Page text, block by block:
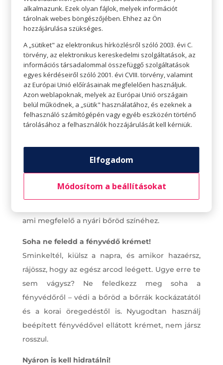
Nem megfelelő árnyalat használata
télen, világos bőrhöz használt alapozók és
korrektorok biztosan nem lesznek megfelelőek.
ami megfelelő a nyári bőröd színéhez.
Soha ne feledd a fényvédő krémet!
Sminkeltél, kiülsz a napra, és amikor hazaérsz,
rájössz, hogy az egész arcod leégett. Ugye erre te
sem vágysz? Ne feledkezz meg soha a
fényvédőről – védi a bőröd a bőrrák kockázatától
és a korai öregedéstől is. Nyugodtan használj
beépített fényvédővel ellátott krémet, nem jársz
rosszul.
Nyáron is kell hidratálni!
alkalmazunk. Ezek olyan fájlok, melyek információt
tárolnak webes böngészőjében. Ehhez az Ön
hozzájárulása szükséges.
A „sütiket" az elektronikus hírközlésről szóló 2003. évi C.
törvény, az elektronikus kereskedelmi szolgáltatások, az
információs társadalommal összefüggő szolgáltatások
egyes kérdéseiről szóló 2001. évi CVIII. törvény, valamint
az Európai Unió előírásainak megfelelően használjuk.
Azon weblapoknak, melyek az Európai Unió országain
belül működnek, a „sütik" használatához, és ezeknek a
felhasználó számítógépén vagy egyéb eszközén történő
tárolásához a felhasználók hozzájárulását kell kérniük.
Elfogadom
Módosítom a beállításokat